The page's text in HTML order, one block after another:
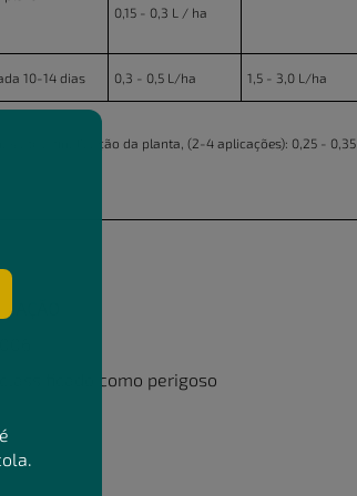
0,15 - 0,3 L / ha
10-14 dias 0,3 - 0,5 L/ha 1,5 - 3,0 L/ha
até a finalização da planta, (2-4 aplicações): 0,25 - 0,35
classificado como perigoso